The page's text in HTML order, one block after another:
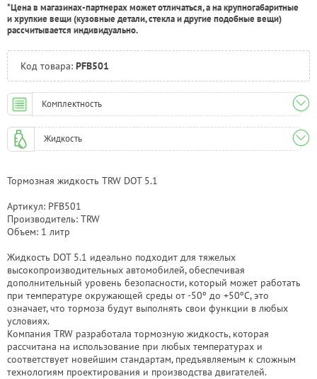
*Цена в магазинах-партнерах может отличаться, а на крупногабаритные
и хрупкие вещи (кузовные детали, стекла и другие подобные вещи)
рассчитывается индивидуально.
Код товара: PFB501
Комплектность
Жидкость
Тормозная жидкость TRW DOT 5.1
Артикул: PFB501
Производитель: TRW
Объем: 1 литр
Жидкость DOT 5.1 идеально подходит для тяжелых
высокопроизводительных автомобилей, обеспечивая
дополнительный уровень безопасности, который может работать
при температуре окружающей среды от -50º до +50ºС, это
означает, что тормоза будут выполнять свои функции в любых
условиях.
Компания TRW разработала тормозную жидкость, которая
рассчитана на использование при любых температурах и
соответствует новейшим стандартам, предъявляемым к сложным
технологиям проектирования и производства двигателей.